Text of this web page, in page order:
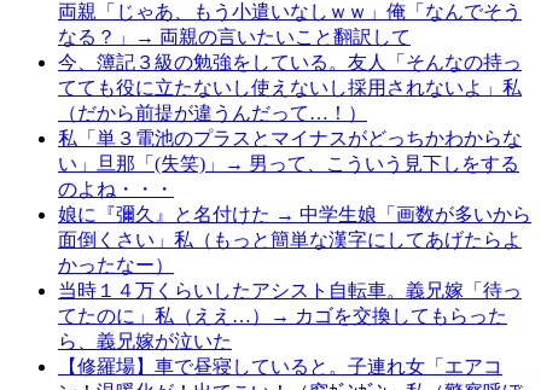
両親「じゃあ、もう小遣いなしｗｗ」俺「なんでそう
なる？」→ 両親の言いたいこと翻訳して
今、簿記３級の勉強をしている。友人「そんなの持っ
てても役に立たないし使えないし採用されないよ」私
（だから前提が違うんだって…！）
私「単３電池のプラスとマイナスがどっちかわからな
い」旦那「(失笑)」→ 男って、こういう見下しをする
のよね・・・
娘に『彌久』と名付けた → 中学生娘「画数が多いから
面倒くさい」私（もっと簡単な漢字にしてあげたらよ
かったなー）
当時１４万くらいしたアシスト自転車。義兄嫁「待っ
てたのに」私（ええ…）→ カゴを交換してもらった
ら、義兄嫁が泣いた
【修羅場】車で昼寝していると。子連れ女「エアコ